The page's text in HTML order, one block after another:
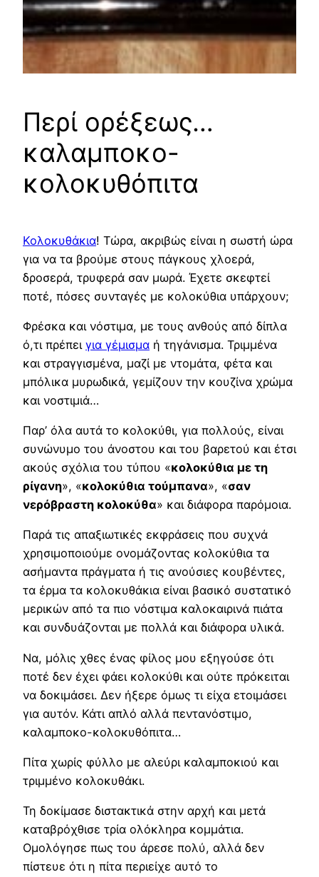
Περί ορέξεως…
καλαμποκο-
κολοκυθόπιτα
Κολοκυθάκια! Τώρα, ακριβώς είναι η σωστή ώρα
για να τα βρούμε στους πάγκους χλοερά,
δροσερά, τρυφερά σαν μωρά. Έχετε σκεφτεί
ποτέ, πόσες συνταγές με κολοκύθια υπάρχουν;
Φρέσκα και νόστιμα, με τους ανθούς από δίπλα
ό,τι πρέπει για γέμισμα ή τηγάνισμα. Τριμμένα
και στραγγισμένα, μαζί με ντομάτα, φέτα και
μπόλικα μυρωδικά, γεμίζουν την κουζίνα χρώμα
και νοστιμιά…
Παρ’ όλα αυτά το κολοκύθι, για πολλούς, είναι
συνώνυμο του άνοστου και του βαρετού και έτσι
ακούς σχόλια του τύπου «κολοκύθια με τη
ρίγανη», «κολοκύθια τούμπανα», «σαν
νερόβραστη κολοκύθα» και διάφορα παρόμοια.
Παρά τις απαξιωτικές εκφράσεις που συχνά
χρησιμοποιούμε ονομάζοντας κολοκύθια τα
ασήμαντα πράγματα ή τις ανούσιες κουβέντες,
τα έρμα τα κολοκυθάκια είναι βασικό συστατικό
μερικών από τα πιο νόστιμα καλοκαιρινά πιάτα
και συνδυάζονται με πολλά και διάφορα υλικά.
Να, μόλις χθες ένας φίλος μου εξηγούσε ότι
ποτέ δεν έχει φάει κολοκύθι και ούτε πρόκειται
να δοκιμάσει. Δεν ήξερε όμως τι είχα ετοιμάσει
για αυτόν. Κάτι απλό αλλά πεντανόστιμο,
καλαμποκο-κολοκυθόπιτα…
Πίτα χωρίς φύλλο με αλεύρι καλαμποκιού και
τριμμένο κολοκυθάκι.
Τη δοκίμασε διστακτικά στην αρχή και μετά
καταβρόχθισε τρία ολόκληρα κομμάτια.
Ομολόγησε πως του άρεσε πολύ, αλλά δεν
πίστευε ότι η πίτα περιείχε αυτό το